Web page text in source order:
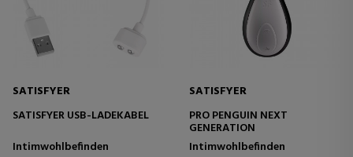
SATISFYER
SATISFYER USB-LADEKABEL
Intimwohlbefinden
SATISFYER
PRO PENGUIN NEXT
GENERATION
Intimwohlbefinden